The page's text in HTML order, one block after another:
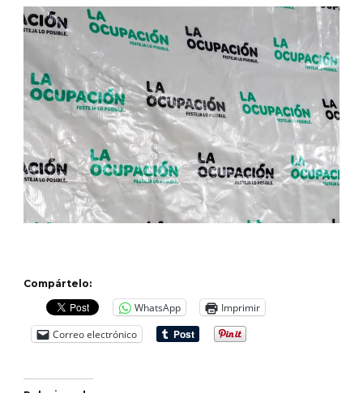
Compártelo:
WhatsApp
Imprimir
Correo electrónico